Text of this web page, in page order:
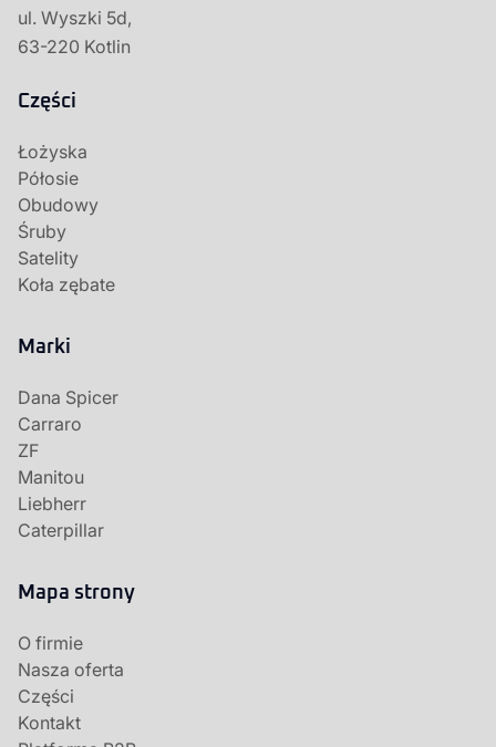
ul. Wyszki 5d,
63-220 Kotlin
Części
Łożyska
Półosie
Obudowy
Śruby
Satelity
Koła zębate
Marki
Dana Spicer
Carraro
ZF
Manitou
Liebherr
Caterpillar
Mapa strony
O firmie
Nasza oferta
Części
Kontakt